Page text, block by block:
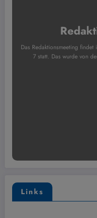
Das Redaktionsmeeting
7 statt. Das wurde von
Links